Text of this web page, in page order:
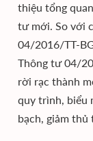
thiệu tổng
tư mới. So với
04/2016/TT-
Thông tư 04/
rời rạc thành
quy trình, biểu
bạch, giảm